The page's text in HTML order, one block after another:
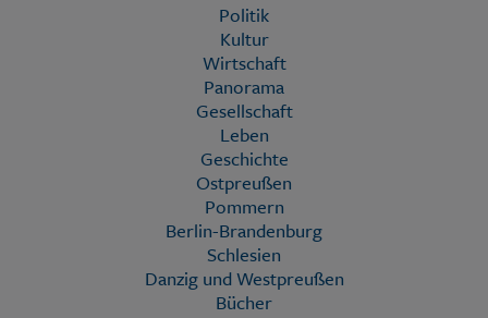
Politik
Kultur
Wirtschaft
Panorama
Gesellschaft
Leben
Geschichte
Ostpreußen
Pommern
Berlin-Brandenburg
Schlesien
Danzig und Westpreußen
Bücher